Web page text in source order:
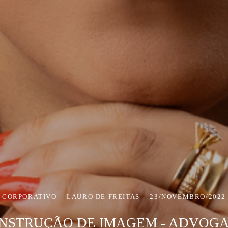
CORPORATIVO LAURO DE FREITAS 23/NOVEMBRO/2022
DE IMAGEM -